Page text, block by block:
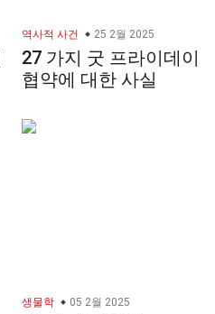
역사적 사건 25 2월 2025
27 가지 굿 프라이데이
협약에 대한 사실
생물학 05 2월 2025